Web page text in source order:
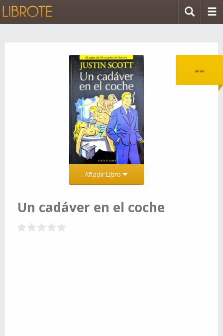
--
Añadir Libro
Un cadáver en el coche